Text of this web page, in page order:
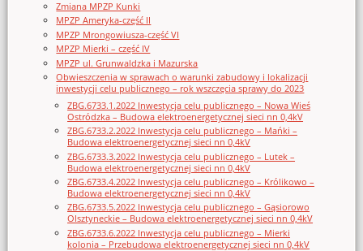
Zmiana MPZP Kunki
MPZP Ameryka-część II
MPZP Mrongowiusza-część VI
MPZP Mierki – część IV
MPZP ul. Grunwaldzka i Mazurska
Obwieszczenia w sprawach o warunki zabudowy i lokalizacji
inwestycji celu publicznego – rok wszczęcia sprawy do 2023
ZBG.6733.1.2022 Inwestycja celu publicznego – Nowa Wieś
Ostródzka – Budowa elektroenergetycznej sieci nn 0,4kV
ZBG.6733.2.2022 Inwestycja celu publicznego – Mańki –
Budowa elektroenergetycznej sieci nn 0,4kV
ZBG.6733.3.2022 Inwestycja celu publicznego – Lutek –
Budowa elektroenergetycznej sieci nn 0,4kV
ZBG.6733.4.2022 Inwestycja celu publicznego – Królikowo –
Budowa elektroenergetycznej sieci nn 0,4kV
ZBG.6733.5.2022 Inwestycja celu publicznego – Gąsiorowo
Olsztyneckie – Budowa elektroenergetycznej sieci nn 0,4kV
ZBG.6733.6.2022 Inwestycja celu publicznego – Mierki
kolonia – Przebudowa elektroenergetycznej sieci nn 0,4kV